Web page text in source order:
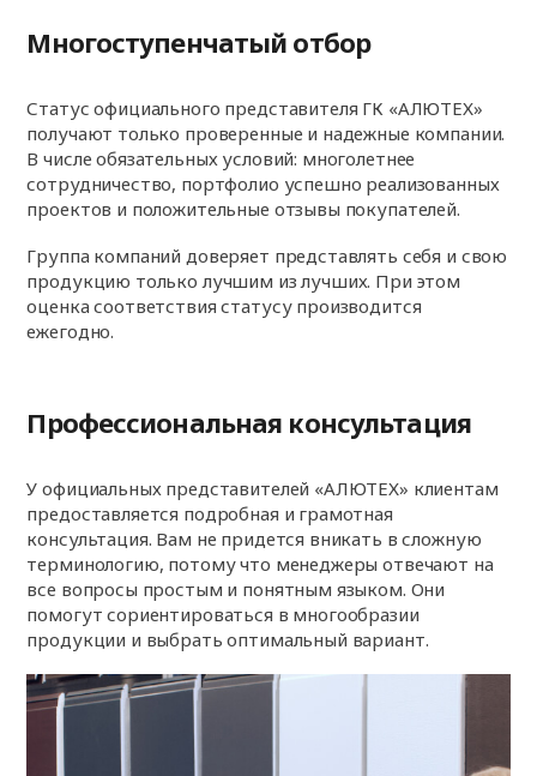
Многоступенчатый отбор
Статус официального представителя ГК «АЛЮТЕХ»
получают только проверенные и надежные компании.
В числе обязательных условий: многолетнее
сотрудничество, портфолио успешно реализованных
проектов и положительные отзывы покупателей.
Группа компаний доверяет представлять себя и свою
продукцию только лучшим из лучших. При этом
оценка соответствия статусу производится
ежегодно.
Профессиональная консультация
У официальных представителей «АЛЮТЕХ» клиентам
предоставляется подробная и грамотная
консультация. Вам не придется вникать в сложную
терминологию, потому что менеджеры отвечают на
все вопросы простым и понятным языком. Они
помогут сориентироваться в многообразии
продукции и выбрать оптимальный вариант.